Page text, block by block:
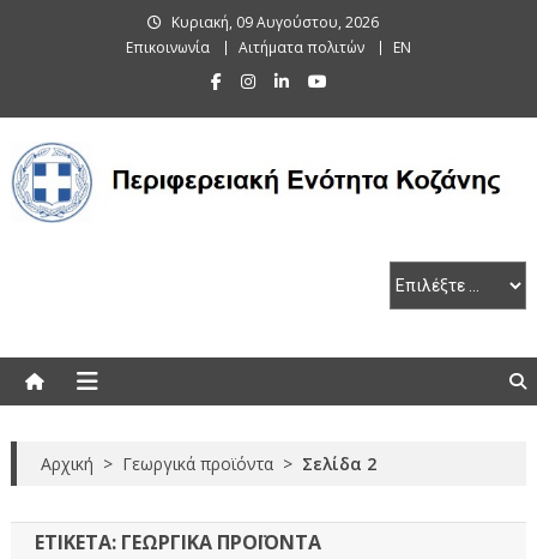
Κυριακή, 09 Αυγούστου, 2026
Επικοινωνία
Αιτήματα πολιτών EN
Αρχική > Γεωργικά προϊόντα > Σελίδα 2
ΕΤΙΚΈΤΑ: ΓΕΩΡΓΙΚΆ ΠΡΟΪΌΝΤΑ